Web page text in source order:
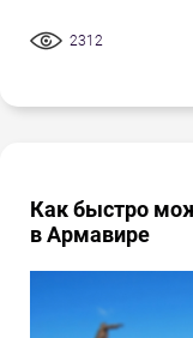
2312
Как быстро
в Армавире